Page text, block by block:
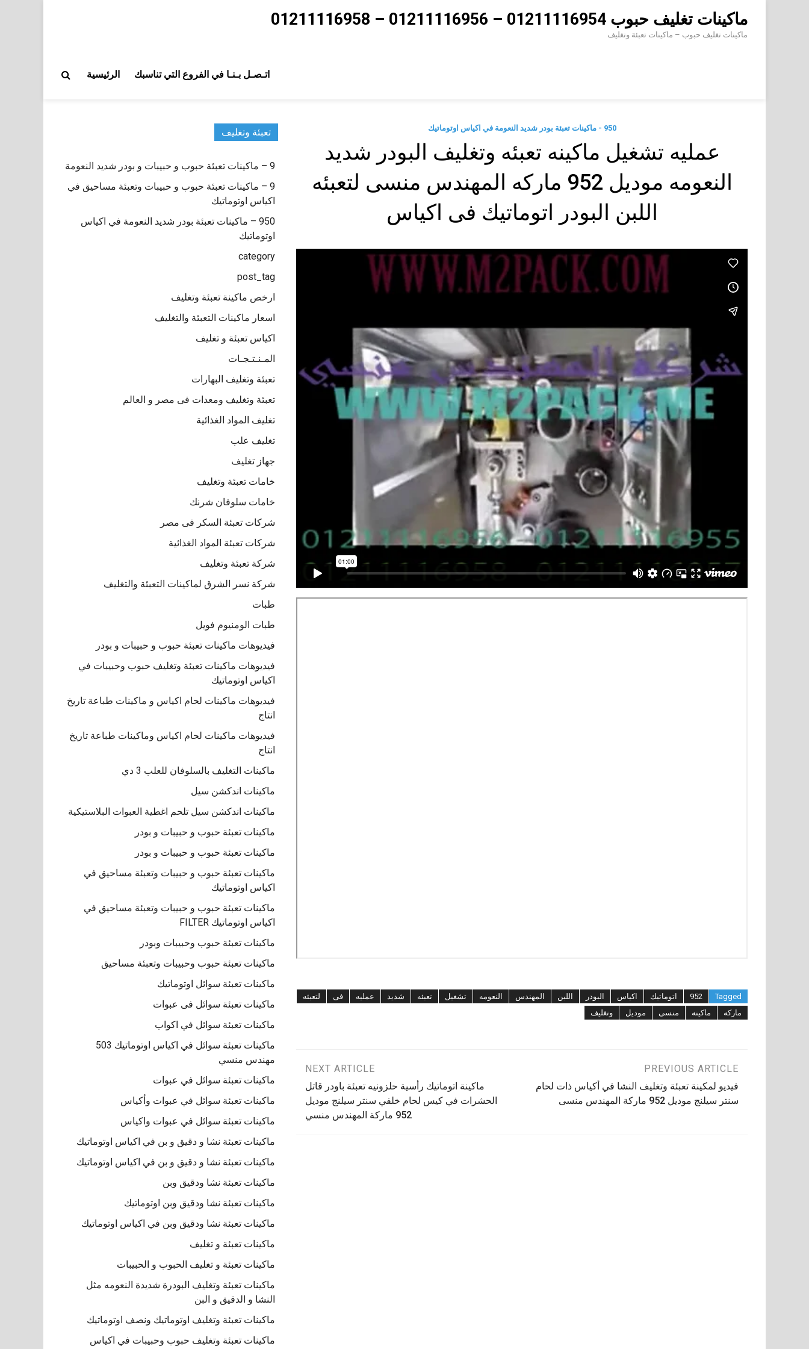
content
ماكينات تغليف حبوب 01211116954 – 01211116956 – 01211116958
ماكينات تغليف حبوب – ماكينات تعبئة وتغليف
اتـصـل بـنـا في الفروع التي تناسبك الرئيسية
950 - ماكينات تعبئة بودر شديد النعومة في اكياس اوتوماتيك
عمليه تشغيل ماكينه تعبئه وتغليف البودر شديد
النعومه موديل 952 ماركه المهندس منسى لتعبئه
اللبن البودر اتوماتيك فى اكياس
Tagged
952 اتوماتيك اكياس البودر اللبن المهندس النعومه تشغيل تعبئه شديد عمليه فى
لتعبئه
ماركه
ماكينه منسى موديل وتغليف
تصفّح
المقالات
PREVIOUS ARTICLE
فيديو لمكينة تعبئة وتغليف النشا في أكياس ذات لحام
سنتر سيلنج موديل 952 ماركة المهندس منسى
NEXT ARTICLE
ماكينة اتوماتيك رأسية حلزونيه تعبئة باودر قاتل
الحشرات في كيس لحام خلفي سنتر سيلنج موديل
952 ماركة المهندس منسي
تعبئة وتغليف
9 – ماكينات تعبئة حبوب و حبيبات و بودر شديد النعومة
9 – ماكينات تعبئة حبوب و حبيبات وتعبئة مساحيق في
اكياس اوتوماتيك
950 – ماكينات تعبئة بودر شديد النعومة في اكياس
اوتوماتيك
category
post_tag
ارخص ماكينة تعبئة وتغليف
اسعار ماكينات التعبئة والتغليف
اكياس تعبئة و تغليف
المـنـتـجـات
تعبئة وتغليف البهارات
تعبئة وتغليف ومعدات فى مصر و العالم
تغليف المواد الغذائية
تغليف علب
جهاز تغليف
خامات تعبئة وتغليف
خامات سلوفان شرنك
شركات تعبئة السكر فى مصر
شركات تعبئة المواد الغذائية
شركة تعبئة وتغليف
شركة نسر الشرق لماكينات التعبئة والتغليف
طبات
طبات الومنيوم فويل
فيديوهات ماكينات تعبئة حبوب و حبيبات و بودر
فيديوهات ماكينات تعبئة وتغليف حبوب وحبيبات في
اكياس اوتوماتيك
فيديوهات ماكينات لحام اكياس و ماكينات طباعة تاريخ
انتاج
فيديوهات ماكينات لحام اكياس وماكينات طباعة تاريخ
انتاج
ماكينات التغليف بالسلوفان للعلب 3 دي
ماكينات اندكشن سيل
ماكينات اندكشن سيل تلحم اغطية العبوات البلاستيكية
ماكينات تعبئة حبوب و حبيبات و بودر
ماكينات تعبئة حبوب و حبيبات و بودر
ماكينات تعبئة حبوب و حبيبات وتعبئة مساحيق في
اكياس اوتوماتيك
ماكينات تعبئة حبوب و حبيبات وتعبئة مساحيق في
اكياس اوتوماتيك FILTER
ماكينات تعبئة حبوب وحبيبات وبودر
ماكينات تعبئة حبوب وحبيبات وتعبئة مساحيق
ماكينات تعبئة سوائل اوتوماتيك
ماكينات تعبئة سوائل فى عبوات
ماكينات تعبئة سوائل في اكواب
ماكينات تعبئة سوائل في اكياس اوتوماتيك 503
مهندس منسي
ماكينات تعبئة سوائل في عبوات
ماكينات تعبئة سوائل في عبوات وأكياس
ماكينات تعبئة سوائل في عبوات واكياس
ماكينات تعبئة نشا و دقيق و بن في اكياس اوتوماتيك
ماكينات تعبئة نشا و دقيق و بن في اكياس اوتوماتيك
ماكينات تعبئة نشا ودقيق وبن
ماكينات تعبئة نشا ودقيق وبن اوتوماتيك
ماكينات تعبئة نشا ودقيق وبن في اكياس اوتوماتيك
ماكينات تعبئة و تغليف
ماكينات تعبئة و تغليف الحبوب و الحبيبات
ماكينات تعبئة وتغليف البودرة شديدة النعومه مثل
النشا و الدقيق و البن
ماكينات تعبئة وتغليف اوتوماتيك ونصف اوتوماتيك
ماكينات تعبئة وتغليف حبوب وحبيبات في اكياس